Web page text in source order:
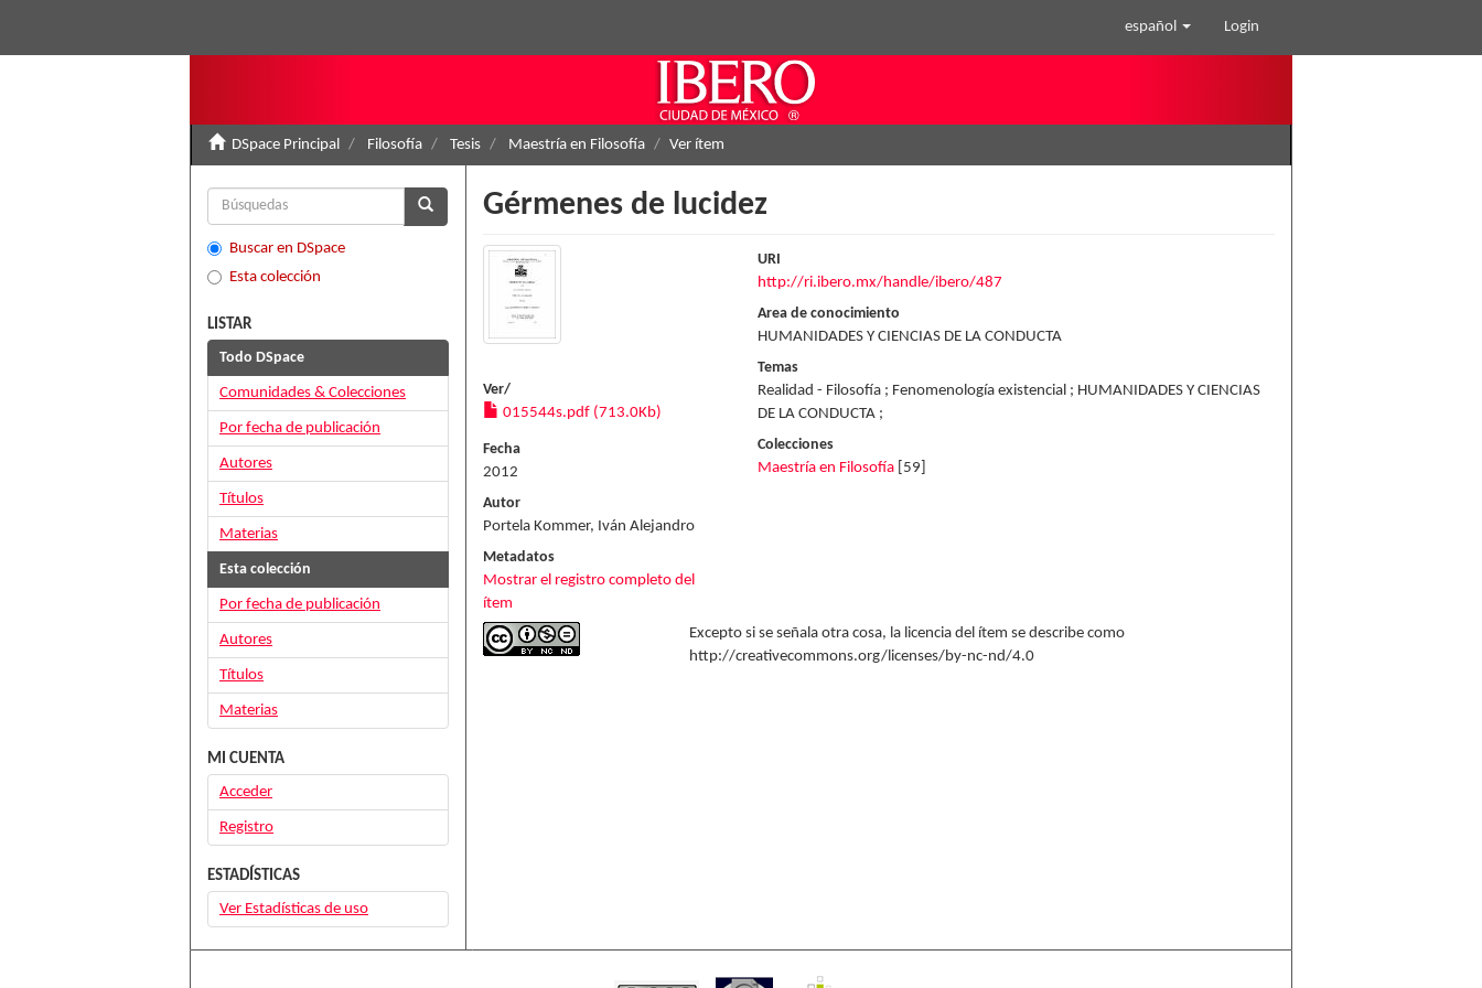
español Login
DSpace Principal Filosofía Tesis Maestría en Filosofía Ver ítem
Gérmenes de lucidez
Ver/
015544s.pdf (713.0Kb)
Fecha
2012
Autor
Portela Kommer, Iván Alejandro
Metadatos
Mostrar el registro completo del
ítem
URI
http://ri.ibero.mx/handle/ibero/487
Area de conocimiento
HUMANIDADES Y CIENCIAS DE LA CONDUCTA
Temas
Realidad - Filosofía ; Fenomenología existencial ; HUMANIDADES Y CIENCIAS
DE LA CONDUCTA ;
Colecciones
Maestría en Filosofía [59]
Excepto si se señala otra cosa, la licencia del ítem se describe como
http://creativecommons.org/licenses/by-nc-nd/4.0
Buscar en DSpace
Esta colección
LISTAR
Todo DSpace
Comunidades & Colecciones
Por fecha de publicación
Autores
Títulos
Materias
Esta colección
Por fecha de publicación
Autores
Títulos
Materias
MI CUENTA
Acceder
Registro
ESTADÍSTICAS
Ver Estadísticas de uso